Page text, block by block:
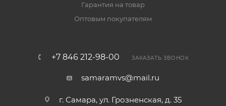
Гарантия на товар
Оптовым покупателям
+7 846 212-98-00 ЗАКАЗАТЬ ЗВОНОК
samaramvs@mail.ru
г. Самара, ул. Грозненская, д. 35